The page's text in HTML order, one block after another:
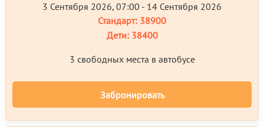
3 Сентября 2026, 07:00 - 14 Сентября 2026
Стандарт: 38900
Дети:38400
3 свободных местa в автобусе
Забронировать